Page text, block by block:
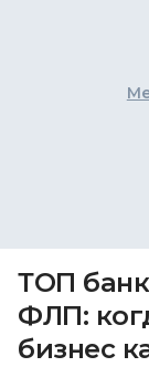
ТОП
ФЛП:
бизнес